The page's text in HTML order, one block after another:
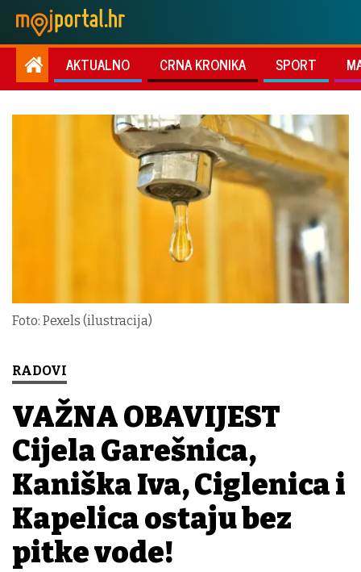
AKTUALNO CRNA KRONIKA SPORT
Foto: Pexels (ilustracija)
RADOVI
VAŽNA OBAVIJEST
Cijela Garešnica,
Kaniška Iva, Ciglenica i
Kapelica ostaju bez
pitke vode!